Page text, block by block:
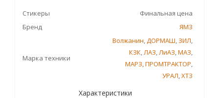
Стикеры
Финальная цена
Бренд
ЯМЗ
Марка техники
Волжанин,ДОРМАШ, ЗИЛ,
КЗК,ЛАЗ,ЛиАЗ,МАЗ,
МАРЗ,ПРОМТРАКТОР,
УРАЛ,ХТЗ
Характеристики